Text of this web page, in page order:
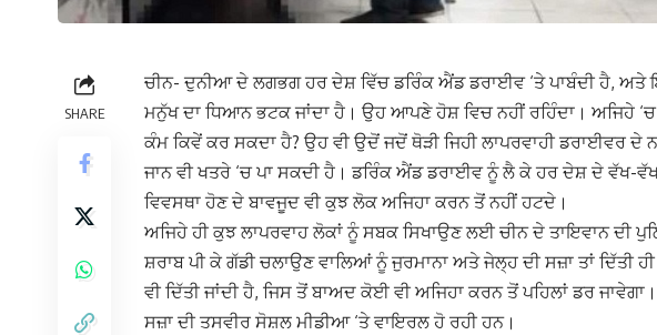
SHARE
ਚੀਨ- ਦੁਨੀਆ ਦੇ ਲਗਭਗ ਹਰ ਦੇਸ਼ ਵਿੱਚ ਡਰਿੰਕ ਐਂਡ ਡਰਾਈਵ ‘ਤੇ ਪਾਬੰਦੀ ਹੈ, ਅਤੇ
ਮਨੁੱਖ ਦਾ ਧਿਆਨ ਭਟਕ ਜਾਂਦਾ ਹੈ। ਉਹ ਆਪਣੇ ਹੋਸ਼ ਵਿਚ ਨਹੀਂ ਰਹਿੰਦਾ। ਅਜਿਹੇ
ਕੰਮ ਕਿਵੇਂ ਕਰ ਸਕਦਾ ਹੈ? ਉਹ ਵੀ ਉਦੋਂ ਜਦੋਂ ਥੋੜੀ ਜਿਹੀ ਲਾਪਰਵਾਹੀ ਡਰਾਈਵਰ ਦੇ
ਜਾਨ ਵੀ ਖਤਰੇ ‘ਚ ਪਾ ਸਕਦੀ ਹੈ। ਡਰਿੰਕ ਐਂਡ ਡਰਾਈਵ ਨੂੰ ਲੈ ਕੇ ਹਰ ਦੇਸ਼ ਦੇ ਵੱਖ-
ਵਿਵਸਥਾ ਹੋਣ ਦੇ ਬਾਵਜੂਦ ਵੀ ਕੁਝ ਲੋਕ ਅਜਿਹਾ ਕਰਨ ਤੋਂ ਨਹੀਂ ਹਟਦੇ।
ਅਜਿਹੇ ਹੀ ਕੁਝ ਲਾਪਰਵਾਹ ਲੋਕਾਂ ਨੂੰ ਸਬਕ ਸਿਖਾਉਣ ਲਈ ਚੀਨ ਦੇ ਤਾਇਵਾਨ ਦੀ
ਸ਼ਰਾਬ ਪੀ ਕੇ ਗੱਡੀ ਚਲਾਉਣ ਵਾਲਿਆਂ ਨੂੰ ਜੁਰਮਾਨਾ ਅਤੇ ਜੇਲ੍ਹ ਦੀ ਸਜ਼ਾ ਤਾਂ ਦਿੱਤੀ
ਵੀ ਦਿੱਤੀ ਜਾਂਦੀ ਹੈ, ਜਿਸ ਤੋਂ ਬਾਅਦ ਕੋਈ ਵੀ ਅਜਿਹਾ ਕਰਨ ਤੋਂ ਪਹਿਲਾਂ ਡਰ
ਸਜ਼ਾ ਦੀ ਤਸਵੀਰ ਸੋਸ਼ਲ ਮੀਡੀਆ ‘ਤੇ ਵਾਇਰਲ ਹੋ ਰਹੀ ਹਨ।